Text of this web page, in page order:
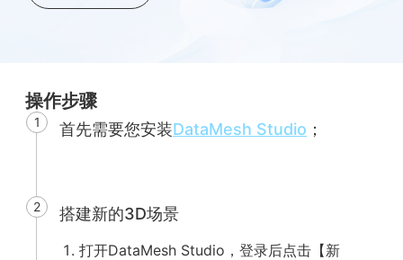
操作步骤
1 首先需要您安装DataMesh Studio ；
2 搭建新的3D场景
打开DataMesh Studio，登录后点击【新